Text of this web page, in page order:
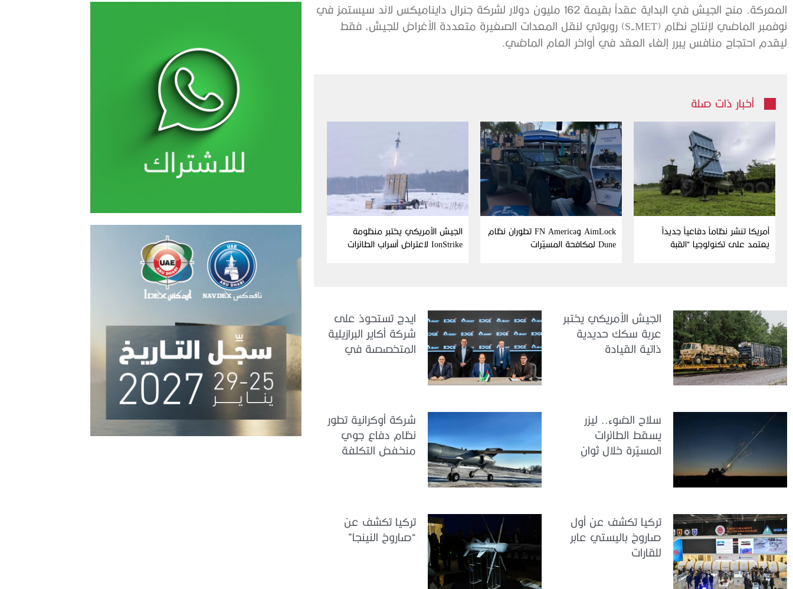
المعركة. منح الجيش في البداية عقداً بقيمة 162 مليون دولار لشركة جنرال دايناميكس لاند سيستمز في
نوفمبر الماضي لإنتاج نظام (S-MET) روبوتي لنقل المعدات الصغيرة متعددة الأغراض للجيش، فقط
ليقدم احتجاج منافس يبرر إلغاء العقد في أواخر العام الماضي.
أخبار ذات صلة
أمريكا تنشر نظاماً دفاعياً جديداً
يعتمد على تكنولوجيا “القبة
AimLock وFN America تطوران نظام
Dune لمكافحة المسيّرات
الجيش الأمريكي يختبر منظومة
IonStrike لاعتراض أسراب الطائرات
الجيش الأمريكي يختبر
عربة سكك حديدية
ذاتية القيادة
ايدج تستحوذ على
شركة أكاير البرازيلية
المتخصصة في
سلاح الضوء.. ليزر
يسقط الطائرات
المسيّرة خلال ثوانٍ
شركة أوكرانية تطور
نظام دفاع جوي
منخفض التكلفة
تركيا تكشف عن أول
صاروخ باليستي عابر
للقارات
تركيا تكشف عن
“صاروخ النينجا”